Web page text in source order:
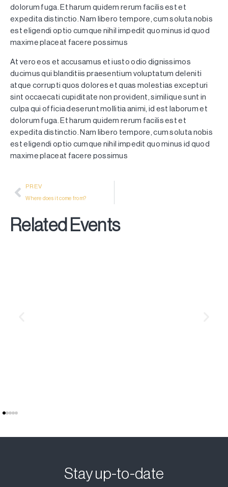
dolorum fuga. Et harum quidem rerum facilis est et
expedita distinctio. Nam libero tempore, cum soluta nobis
est eligendi optio cumque nihil impedit quo minus id quod
maxime placeat facere possimus
At vero eos et accusamus et iusto odio dignissimos
ducimus qui blanditiis praesentium voluptatum deleniti
atque corrupti quos dolores et quas molestias excepturi
sint occaecati cupiditate non provident, similique sunt in
culpa qui officia deserunt mollitia animi, id est laborum et
dolorum fuga. Et harum quidem rerum facilis est et
expedita distinctio. Nam libero tempore, cum soluta nobis
est eligendi optio cumque nihil impedit quo minus id quod
maxime placeat facere possimus
PREV
Where does it come from?
Related Events
Stay up-to-date